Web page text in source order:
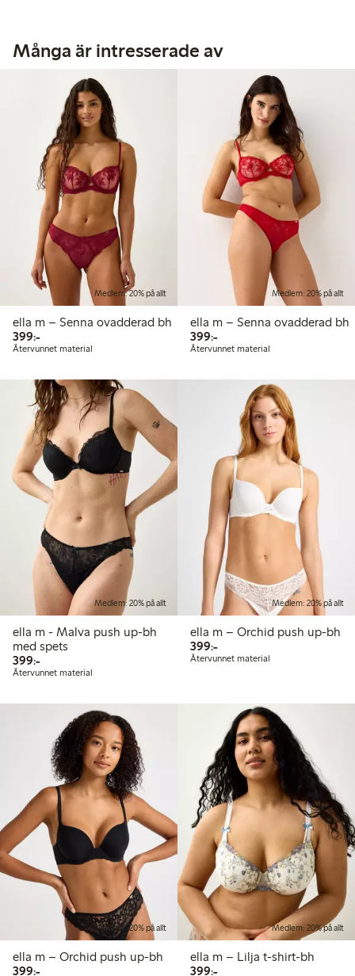
Många är intresserade av
Medlem: 20% på allt
ella m – Senna ovadderad bh
399:-399,00 kr
Återvunnet material
Medlem: 20% på allt
ella m – Senna ovadderad bh
399:-399,00 kr
Återvunnet material
Medlem: 20% på allt
ella m - Malva push up-bh
med spets
399:-399,00 kr
Återvunnet material
Medlem: 20% på allt
ella m – Orchid push up-bh
399:-399,00 kr
Återvunnet material
Medlem: 20% på allt
ella m – Orchid push up-bh
399:-399,00 kr
Medlem: 20% på allt
ella m – Lilja t-shirt-bh
399:-399,00 kr